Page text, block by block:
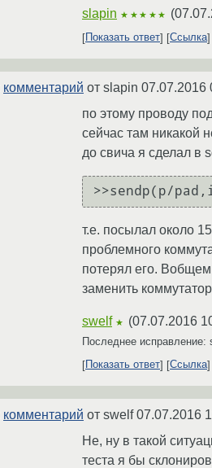
slapin ★★★★★ (
Показать ответ Ссылка
комментарий от slapin 07.07.2016
по этому проводу
сейчас там никакой
до свича я сделал в
т.е. посылал около
проблемного
потерял его. Вобщем
заменить
swelf ★ (07.07.2016
Последнее исправление:
Показать ответ
Ссылка
комментарий от swelf07.07.2016
Не, ну в такой
теста я бы